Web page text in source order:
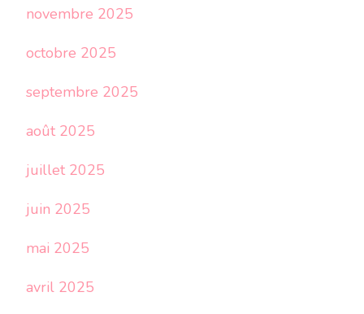
novembre 2025
octobre 2025
septembre 2025
août 2025
juillet 2025
juin 2025
mai 2025
avril 2025